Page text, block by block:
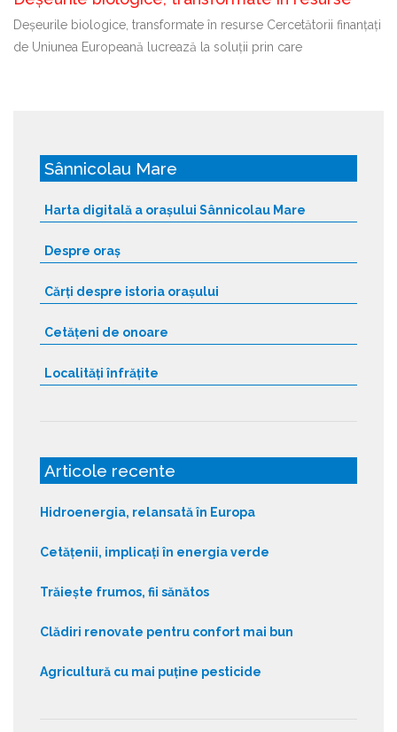
Deșeurile biologice, transformate în resurse Cercetătorii finanțați
de Uniunea Europeană lucrează la soluții prin care
Sânnicolau Mare
Harta digitală a orașului Sânnicolau Mare
Despre oraș
Cărți despre istoria orașului
Cetățeni de onoare
Localități înfrățite
Articole recente
Hidroenergia, relansată în Europa
Cetățenii, implicați în energia verde
Trăiește frumos, fii sănătos
Clădiri renovate pentru confort mai bun
Agricultură cu mai puține pesticide